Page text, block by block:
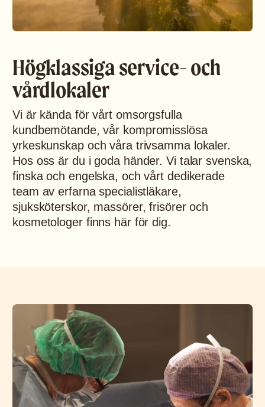
Högklassiga service- och
vårdlokaler
Vi är kända för vårt omsorgsfulla
kundbemötande, vår kompromisslösa
yrkeskunskap och våra trivsamma lokaler.
Hos oss är du i goda händer. Vi talar svenska,
finska och engelska, och vårt dedikerade
team av erfarna specialistläkare,
sjuksköterskor, massörer, frisörer och
kosmetologer finns här för dig.